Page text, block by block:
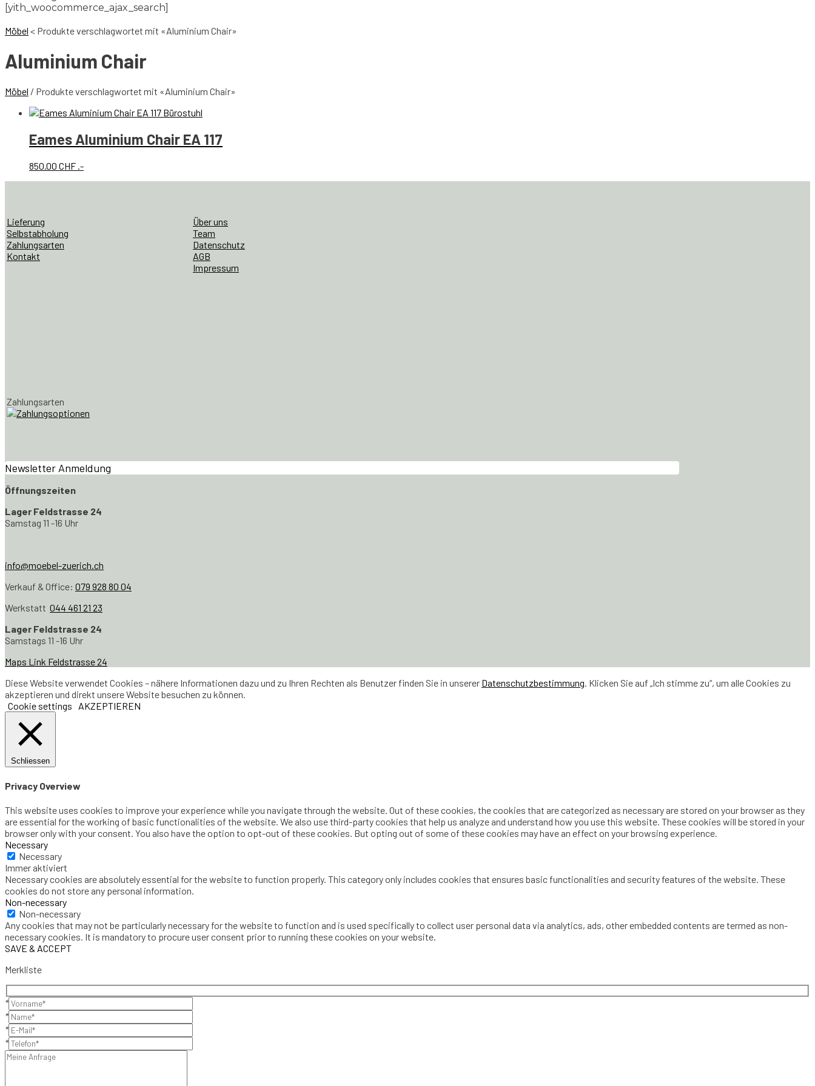
[yith_woocommerce_ajax_search]
Möbel < Produkte verschlagwortet mit «Aluminium Chair»
Aluminium Chair
Möbel / Produkte verschlagwortet mit «Aluminium Chair»
Eames Aluminium Chair EA 117
850.00 CHF .-
Lieferung
Selbstabholung
Zahlungsarten
Kontakt
Über uns
Team
Datenschutz
AGB
Impressum
Zahlungsarten
Newsletter Anmeldung
Öffnungszeiten
Lager Feldstrasse 24
Samstag 11 -16 Uhr
info@moebel-zuerich.ch
Verkauf & Office: 079 928 80 04
Werkstatt 044 461 21 23
Lager Feldstrasse 24
Samstags 11 -16 Uhr
Maps Link Feldstrasse 24
Diese Website verwendet Cookies – nähere Informationen dazu und zu Ihren Rechten als Benutzer finden Sie in unserer Datenschutzbestimmung . Klicken Sie auf „Ich stimme zu“, um alle Cookies zu
akzeptieren und direkt unsere Website besuchen zu können.
Cookie settings
AKZEPTIEREN
Schliessen
Privacy Overview
This website uses cookies to improve your experience while you navigate through the website. Out of these cookies, the cookies that are categorized as necessary are stored on your browser as they
are essential for the working of basic functionalities of the website. We also use third-party cookies that help us analyze and understand how you use this website. These cookies will be stored in your
browser only with your consent. You also have the option to opt-out of these cookies. But opting out of some of these cookies may have an effect on your browsing experience.
Necessary
Necessary
Immer aktiviert
Necessary cookies are absolutely essential for the website to function properly. This category only includes cookies that ensures basic functionalities and security features of the website. These
cookies do not store any personal information.
Non-necessary
Non-necessary
Any cookies that may not be particularly necessary for the website to function and is used specifically to collect user personal data via analytics, ads, other embedded contents are termed as non-
necessary cookies. It is mandatory to procure user consent prior to running these cookies on your website.
SAVE & ACCEPT
Merkliste
*
*
*
*